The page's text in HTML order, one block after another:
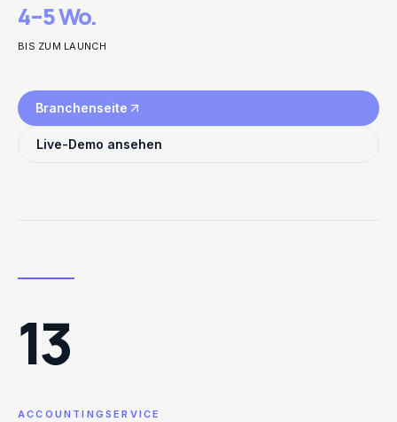
4–5 Wo.
BIS ZUM LAUNCH
Branchenseite
Live-Demo ansehen
13
ACCOUNTINGSERVICE